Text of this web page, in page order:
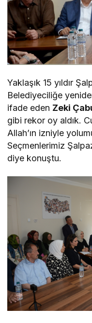
Yaklaşık 15 yıldır
Belediyeciliğe
ifade eden Zeki
gibi rekor oy aldık.
Allah’ın izniyle
Seçmenlerimiz
diye konuştu.